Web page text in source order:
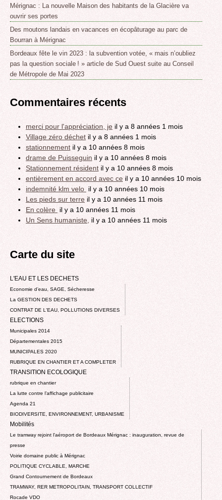
Mérignac : La nouvelle Maison des habitants de la Glacière va
ouvrir ses portes
Des moutons landais en vacances en écopâturage au parc de
Bourran à Mérignac
Bordeaux fête le vin 2023 : la subvention votée, « mais n’oubliez
pas la question sociale ! » article de Sud Ouest suite au Conseil
de Métropole de Mai 2023
Commentaires récents
merci pour l'appréciation, je il y a 8 années 1 mois
Village zéro déchet il y a 8 années 1 mois
stationnement il y a 10 années 8 mois
drame de Puisseguin il y a 10 années 8 mois
Stationnement résident il y a 10 années 8 mois
entièrement en accord avec ce il y a 10 années 10 mois
indemnité klm velo il y a 10 années 10 mois
Les pieds sur terre il y a 10 années 11 mois
En colère il y a 10 années 11 mois
Un Sens humaniste, il y a 10 années 11 mois
Carte du site
L'EAU ET LES DECHETS
Economie d’eau, SAGE, Sécheresse
La GESTION DES DECHETS
CONTRAT DE L'EAU, POLLUTIONS DIVERSES
ELECTIONS
Municipales 2014
Départementales 2015
MUNICIPALES 2020
RUBRIQUE EN CHANTIER ET A COMPLETER
TRANSITION ECOLOGIQUE
rubrique en chantier
La lutte contre l’affichage publicitaire
Agenda 21
BIODIVERSITE, ENVIRONNEMENT, URBANISME
Mobilités
Le tramway rejoint l'aéroport de Bordeaux Mérignac : inauguration, revue de
presse
Voirie domaine public à Mérignac
POLITIQUE CYCLABLE, MARCHE
Grand Contournement de Bordeaux
TRAMWAY, RER METROPOLITAIN, TRANSPORT COLLECTIF
Rocade VDO